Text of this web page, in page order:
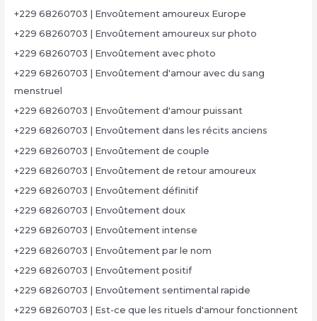
+229 68260703 | Envoûtement amoureux Europe
+229 68260703 | Envoûtement amoureux sur photo
+229 68260703 | Envoûtement avec photo
+229 68260703 | Envoûtement d'amour avec du sang
menstruel
+229 68260703 | Envoûtement d'amour puissant
+229 68260703 | Envoûtement dans les récits anciens
+229 68260703 | Envoûtement de couple
+229 68260703 | Envoûtement de retour amoureux
+229 68260703 | Envoûtement définitif
+229 68260703 | Envoûtement doux
+229 68260703 | Envoûtement intense
+229 68260703 | Envoûtement par le nom
+229 68260703 | Envoûtement positif
+229 68260703 | Envoûtement sentimental rapide
+229 68260703 | Est-ce que les rituels d'amour fonctionnent